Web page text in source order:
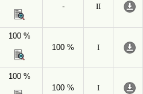
- II
100 %
100 %
I
100 %
100 %
I